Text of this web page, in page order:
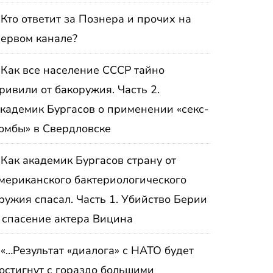
Кто ответит за Познера и прочих на
канале?
Как все население СССР тайно
от бакоружия. Часть 2.
Бургасов о применении «секс-
в Свердловске
Как академик Бургасов страну от
бактериологического
спасал. Часть 1. Убийство Берии
актера Вицина
«…Результат «диалога» с НАТО будет
с гораздо большими